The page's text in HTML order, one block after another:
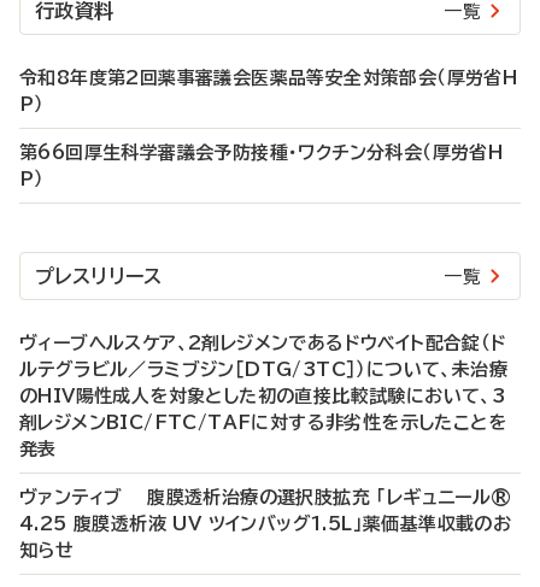
行政資料 一覧
令和8年度第2回薬事審議会医薬品等安全対策部会（厚労省H
P）
第66回厚生科学審議会予防接種・ワクチン分科会（厚労省H
P）
プレスリリース 一覧
ヴィーブヘルスケア、2剤レジメンであるドウベイト配合錠（ド
ルテグラビル／ラミブジン［DTG/3TC］）について、未治療
のHIV陽性成人を対象とした初の直接比較試験において、3
剤レジメンBIC/FTC/TAFに対する非劣性を示したことを
発表
ヴァンティブ 腹膜透析治療の選択肢拡充 「レギュニール®
4.25 腹膜透析液 UV ツインバッグ1.5L」薬価基準収載のお
知らせ